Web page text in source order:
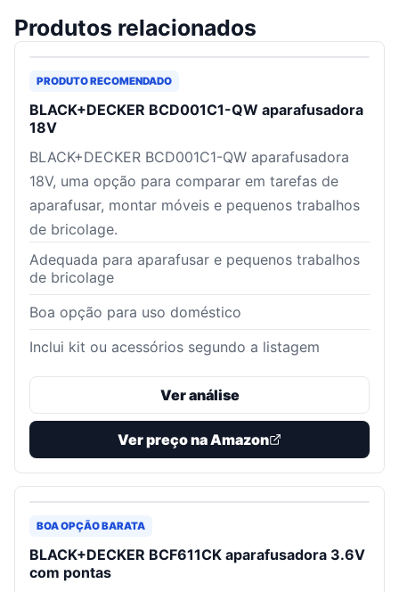
Produtos relacionados
PRODUTO RECOMENDADO
BLACK+DECKER BCD001C1-QW aparafusadora
18V
BLACK+DECKER BCD001C1-QW aparafusadora
18V, uma opção para comparar em tarefas de
aparafusar, montar móveis e pequenos trabalhos
de bricolage.
Adequada para aparafusar e pequenos trabalhos
de bricolage
Boa opção para uso doméstico
Inclui kit ou acessórios segundo a listagem
Ver análise
Ver preço na Amazon
BOA OPÇÃO BARATA
BLACK+DECKER BCF611CK aparafusadora 3.6V
com pontas